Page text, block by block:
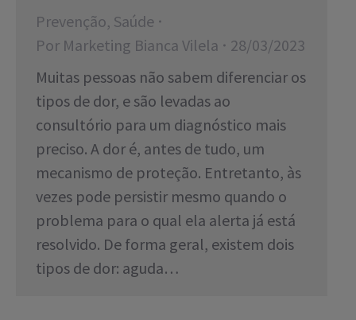
Prevenção, Saúde
Por Marketing Bianca Vilela
28/03/2023
Muitas pessoas não sabem diferenciar os
tipos de dor, e são levadas ao
consultório para um diagnóstico mais
preciso. A dor é, antes de tudo, um
mecanismo de proteção. Entretanto, às
vezes pode persistir mesmo quando o
problema para o qual ela alerta já está
resolvido. De forma geral, existem dois
tipos de dor: aguda…